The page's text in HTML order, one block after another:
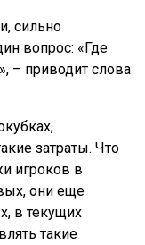
сильно
вопрос: «Где
– приводит слова
затраты. Что
игроков в
они еще
в текущих
такие